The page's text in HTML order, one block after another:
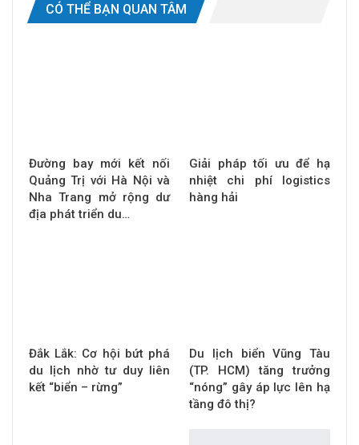
CÓ THỂ BẠN QUAN TÂM
Đường bay mới kết nối
Quảng Trị với Hà Nội và
Nha Trang mở rộng dư
địa phát triển du…
Giải pháp tối ưu để hạ
nhiệt chi phí logistics
hàng hải
Đắk Lắk: Cơ hội bứt phá
du lịch nhờ tư duy liên
kết “biển – rừng”
Du lịch biển Vũng Tàu
(TP. HCM) tăng trưởng
“nóng” gây áp lực lên hạ
tầng đô thị?